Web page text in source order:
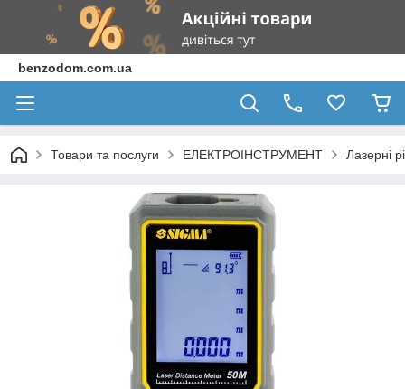
benzodom.com.ua
Товари та послуги ЕЛЕКТРОІНСТРУМЕНТ Лазерні